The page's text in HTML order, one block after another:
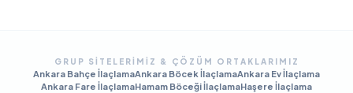
GRUP SITELERIMIZ & ÇÖZÜM ORTAKLARIMIZ
Ankara Bahçe İlaçlamaAnkara Böcek İlaçlamaAnkara Ev İlaçlama
Ankara Fare İlaçlamaHamam Böceği İlaçlamaHaşere İlaçlama